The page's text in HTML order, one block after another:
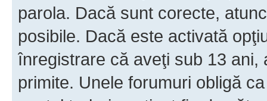
parola. Dacă sunt corecte,
posibile. Dacă este activată
înregistrare că aveţi sub 13
primite. Unele forumuri obligă